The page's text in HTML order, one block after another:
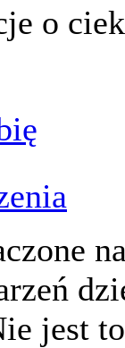
o
jest